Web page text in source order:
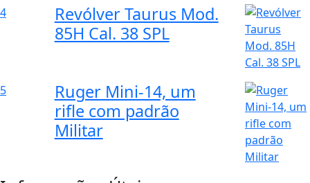
4
Revólver Taurus Mod.
85H Cal. 38 SPL
5
Ruger Mini-14, um
rifle com padrão
Militar